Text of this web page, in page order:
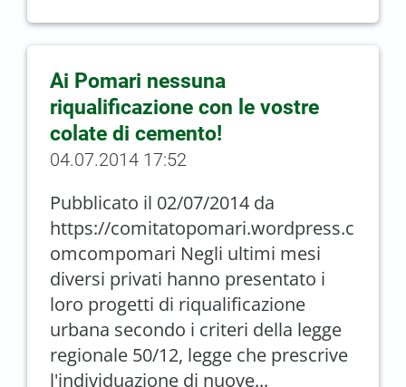
Ai Pomari nessuna
riqualificazione con le vostre
colate di cemento!
04.07.2014 17:52
Pubblicato il 02/07/2014 da
https://comitatopomari.wordpress.c
omcompomari Negli ultimi mesi
diversi privati hanno presentato i
loro progetti di riqualificazione
urbana secondo i criteri della legge
regionale 50/12, legge che prescrive
l'individuazione di nuove...